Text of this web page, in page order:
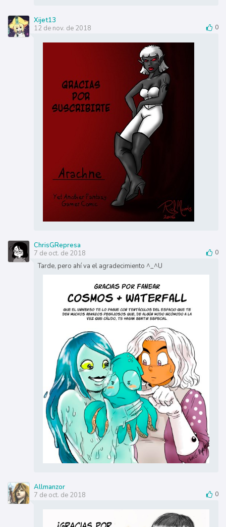
Xijet13
12 de nov. de 2018
0
ChrisGRepresa
7 de oct. de 2018
0
Tarde, pero ahí va el agradecimiento ^_^U
Allmanzor
7 de oct. de 2018
0